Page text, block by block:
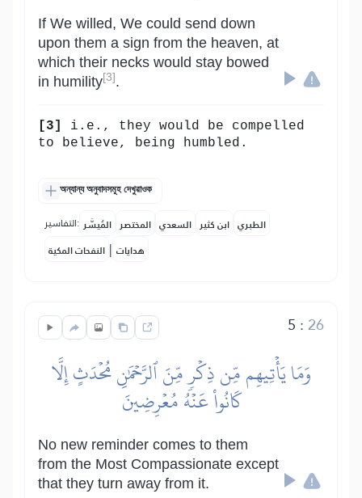
If We willed, We could send down
upon them a sign from the heaven, at
which their necks would stay bowed
in humility[3] .
[3]
i.e., they would be compelled
to believe, being humbled.
অন্যান্য অনুবাদসমূহ দেখুৱাওক
التفاسير: المُيسَّر المختصر السعدي ابن كثير الطبري
النفحات المكية | هدايات
5 : 26
وَمَا يَأۡتِيهِم مِّن ذِكۡرٖ مِّنَ ٱلرَّحۡمَٰنِ مُحۡدَثٍ إِلَّا
كَانُواْ عَنۡهُ مُعۡرِضِينَ
No new reminder comes to them
from the Most Compassionate except
that they turn away from it.